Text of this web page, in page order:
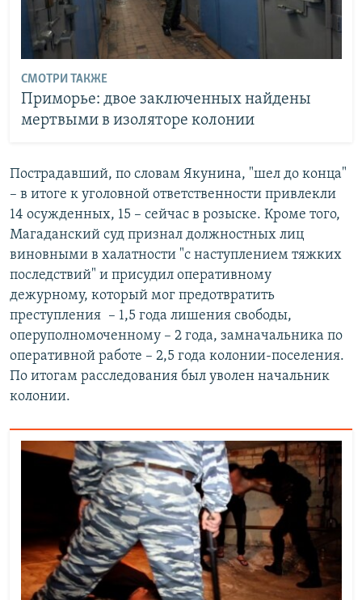
СМОТРИ ТАКЖЕ
Приморье: двое заключенных найдены
мертвыми в изоляторе колонии
Пострадавший, по словам Якунина, "шел до конца"
– в итоге к уголовной ответственности привлекли
14 осужденных, 15 – сейчас в розыске. Кроме того,
Магаданский суд признал должностных лиц
виновными в халатности "с наступлением тяжких
последствий" и присудил оперативному
дежурному, который мог предотвратить
преступления – 1,5 года лишения свободы,
оперуполномоченному – 2 года, замначальника по
оперативной работе – 2,5 года колонии-поселения.
По итогам расследования был уволен начальник
колонии.